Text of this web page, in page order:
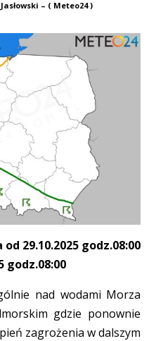
– ( Meteo24 )
29.10.2025 godz.08:00
godz.08:00
nad wodami Morza
gdzie ponownie
zagrożenia w dalszym